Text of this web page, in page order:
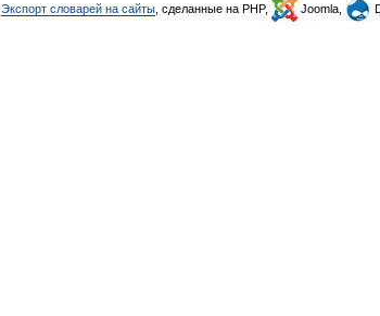
Экспорт словарей на сайты , сделанные на PHP, Joomla,